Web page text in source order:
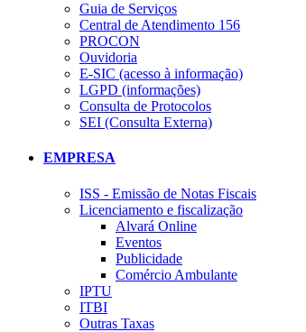
Guia de Serviços
Central de Atendimento 156
PROCON
Ouvidoria
E-SIC (acesso à informação)
LGPD (informações)
Consulta de Protocolos
SEI (Consulta Externa)
EMPRESA
ISS - Emissão de Notas Fiscais
Licenciamento e fiscalização
Alvará Online
Eventos
Publicidade
Comércio Ambulante
IPTU
ITBI
Outras Taxas